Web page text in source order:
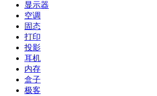
显示器
空调
固态
打印
投影
耳机
内存
盒子
极客